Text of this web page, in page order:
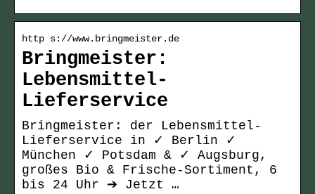
http s://www.bringmeister.de
Bringmeister:
Lebensmittel-
Lieferservice
Bringmeister: der Lebensmittel-
Lieferservice in ✓ Berlin ✓
München ✓ Potsdam & ✓ Augsburg,
großes Bio & Frische-Sortiment, 6
bis 24 Uhr ➔ Jetzt …